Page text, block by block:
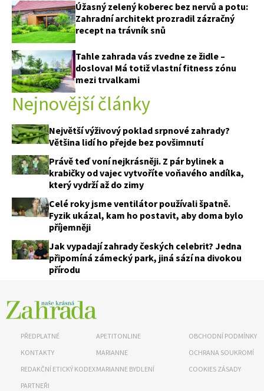
Naše krásná zahrada Speciál
74 Kč
Objednat >
Úžasný zelený koberec bez nervů a potu:
Zahradní architekt prozradil zázračný
recept na trávník snů
Tahle zahrada vás zvedne ze židle –
doslova! Má totiž vlastní fitness zónu
mezi trvalkami
Nejnovější články
Největší výživový poklad srpnové zahrady?
Většina lidí ho přejde bez povšimnutí
Právě teď voní nejkrásněji. Z pár bylinek a
krabičky od vajec vytvoříte voňavého andílka,
který vydrží až do zimy
Celé roky jsme ventilátor používali špatně.
Fyzik ukázal, kam ho postavit, aby doma bylo
příjemněji
Jak vypadají zahrady českých celebrit? Jedna
připomíná zámecký park, jiná sází na divokou
přírodu
PŘEDPLATNÉ
KONTAKTY
REDAKČNÍ ETICKÝ KODEX
PARTNEŘI
APETITONLINE
MARIANNE
MARIANNE BYDLENÍ
OBCHODNÍ PODMÍNKY
OCHRANA SOUKROMÍ
COOKIES ZÁSADY